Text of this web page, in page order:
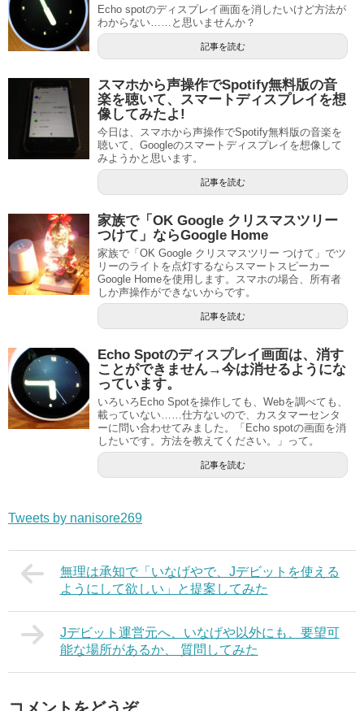
Echo spotのディスプレイ画面を消したいけど方法が
わからない……と思いませんか？
記事を読む
スマホから声操作でSpotify無料版の音
楽を聴いて、スマートディスプレイを想
像してみたよ!
今日は、スマホから声操作でSpotify無料版の音楽を
聴いて、Googleのスマートディスプレイを想像して
みようかと思います。
記事を読む
家族で「OK Google クリスマスツリー
つけて」ならGoogle Home
家族で「OK Google クリスマスツリー つけて」でツ
リーのライトを点灯するならスマートスピーカー
Google Homeを使用します。スマホの場合、所有者
しか声操作ができないからです。
記事を読む
Echo Spotのディスプレイ画面は、消す
ことができません→今は消せるようにな
っています。
いろいろEcho Spotを操作しても、Webを調べても、
載っていない……仕方ないので、カスタマーセンタ
ーに問い合わせてみました。「Echo spotの画面を消
したいです。方法を教えてください。」って。
記事を読む
Tweets by nanisore269
無理は承知で「いなげやで、Jデビットを使える
ようにして欲しい」と提案してみた
Jデビット運営元へ、いなげや以外にも、要望可
能な場所があるか、 質問してみた
コメントをどうぞ